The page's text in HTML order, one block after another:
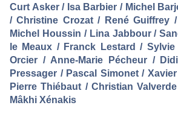
Curt Asker / Isa Barbier / Michel
/ Christine Crozat / René Guiffrey
Michel Houssin / Lina Jabbour /
le Meaux / Franck Lestard /
Orcier / Anne-Marie Pécheur /
Pressager / Pascal Simonet /
Pierre Thiébaut / Christian
Mâkhi Xénakis